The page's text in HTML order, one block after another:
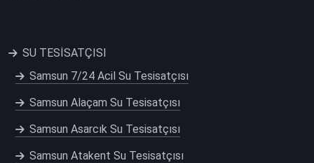
SU TESİSATÇISI
Samsun 7/24 Acil Su Tesisatçısı
Samsun Alaçam Su Tesisatçısı
Samsun Asarcık Su Tesisatçısı
Samsun Atakent Su Tesisatçısı